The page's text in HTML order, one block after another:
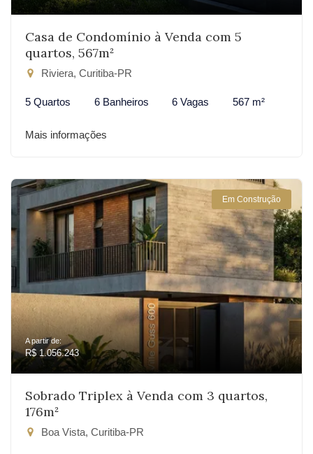
Casa de Condomínio à Venda com 5
quartos, 567m²
Riviera, Curitiba-PR
5 Quartos 6 Banheiros 6 Vagas 567 m²
Mais informações
Em Construção
A partir de:
R$ 1.056.243
Sobrado Triplex à Venda com 3 quartos,
176m²
Boa Vista, Curitiba-PR